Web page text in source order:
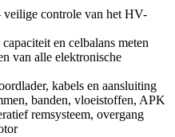
controle van het HV-
en celbalans meten
van alle elektronische
kabels en aansluiting
banden, vloeistoffen, APK
remsysteem, overgang